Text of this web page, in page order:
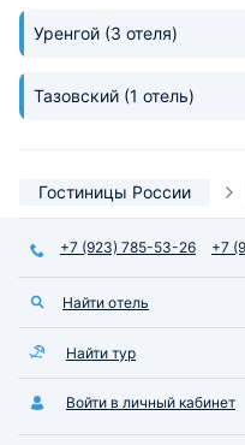
Уренгой (3 отеля)
Тазовский (1 отель)
Гостиницы России
+7 (923) 785-53-26 +7
Найти отель
Найти тур
Войти в личный кабинет